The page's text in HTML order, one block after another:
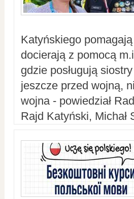
Katyńskiego
docierają z pomocą
gdzie posługują
jeszcze przed wojną,
wojna - powiedział
Rajd Katyński, Michał